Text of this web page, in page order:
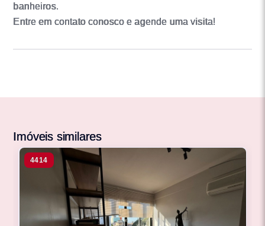
banheiros.
Entre em contato conosco e agende uma visita!
Imóveis similares
4414